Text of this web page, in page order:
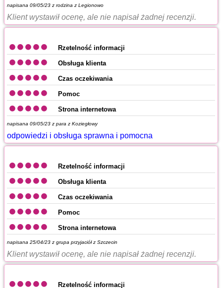
napisana 09/05/23 z rodzina z Legionowo
Klient wystawił ocenę, ale nie napisał żadnej recenzji.
Rzetelność informacji
Obsługa klienta
Czas oczekiwania
Pomoc
Strona internetowa
napisana 09/05/23 z para z Koziegłowy
odpowiedzi i obsługa sprawna i pomocna
Rzetelność informacji
Obsługa klienta
Czas oczekiwania
Pomoc
Strona internetowa
napisana 25/04/23 z grupa przyjaciół z Szczecin
Klient wystawił ocenę, ale nie napisał żadnej recenzji.
Rzetelność informacji